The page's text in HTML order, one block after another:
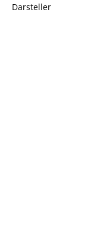
Darsteller